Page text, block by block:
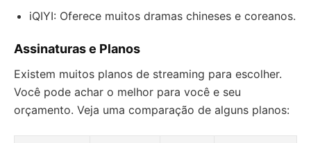
iQIYI: Oferece muitos dramas chineses e coreanos.
Assinaturas e Planos
Existem muitos planos de streaming para escolher.
Você pode achar o melhor para você e seu
orçamento. Veja uma comparação de alguns planos: